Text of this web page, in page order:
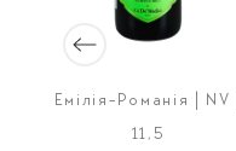
Емілія-Романія | NV |
11,5